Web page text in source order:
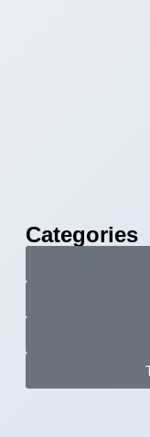
Categories